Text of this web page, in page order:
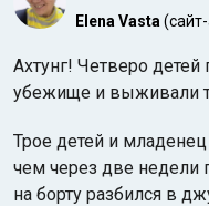
Elena Vasta
Ахтунг! Четверо
убежище и выживали
Трое детей и
чем через две недели
на борту разбился в